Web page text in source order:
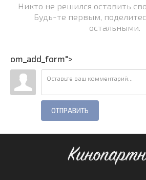
Никто не решился оставить
Будь-те первым,
остальными.
om_add_form">
ОТПРАВИТЬ